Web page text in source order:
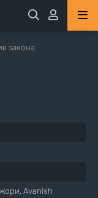
закона
Avanish